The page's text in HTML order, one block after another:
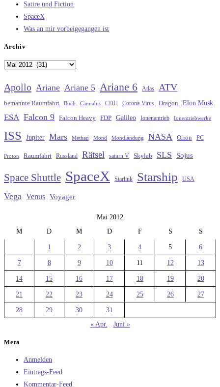
Satire und Fiction
SpaceX
Was an mir vorbeigegangen ist
Archiv
Archiv
Apollo Ariane Ariane 5 Ariane 6 Atlas ATV
bemannte Raumfahrt Buch Cannabis CDU Corona-Virus Dragon Elon Musk
ESA Falcon 9 Falcon Heavy FDP Galileo Ionenantrieb Ionentriebwerke
ISS Jupiter Mars Methan Mond Mondlandung NASA Orion PC
Proton Raumfahrt Russland Rätsel saturn V Skylab SLS Sojus
Space Shuttle SpaceX Starlink Starship USA
Vega Venus Voyager
Mai 2012
M
D M D F S S
1 2 3 4 5 6
7 8 9 10 11 12 13
14 15 16 17 18 19 20
21 22 23 24 25 26 27
28 29 30
31
« Apr.
Juni »
Meta
Anmelden
Eintrags-Feed
Kommentar-Feed